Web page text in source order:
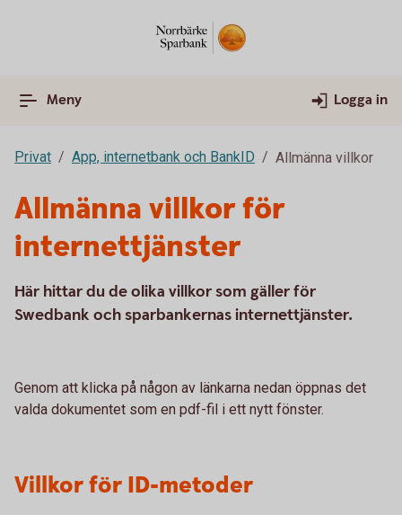
Meny Logga in
Privat App, internetbank och BankID Allmänna villkor
Allmänna villkor för
internettjänster
Här hittar du de olika villkor som gäller för
Swedbank och sparbankernas internettjänster.
Genom att klicka på någon av länkarna nedan öppnas det
valda dokumentet som en pdf-fil i ett nytt fönster.
Villkor för ID-metoder